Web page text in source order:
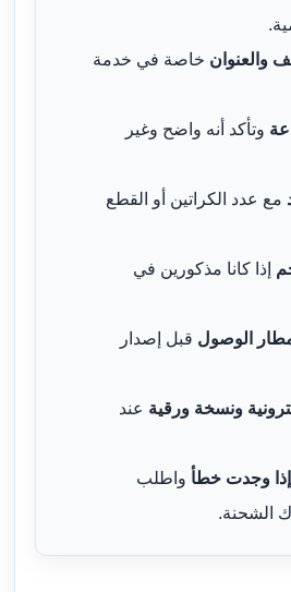
والعنوان خاصة في خدمة
وتأكد أنه واضح وغير
مع عدد الكراتين أو القطع
إذا كانا مذكورين في
مطار الوصول قبل إصدار
ونسخة ورقية عند
إذا وجدت خطأ واطلب
الشحنة.